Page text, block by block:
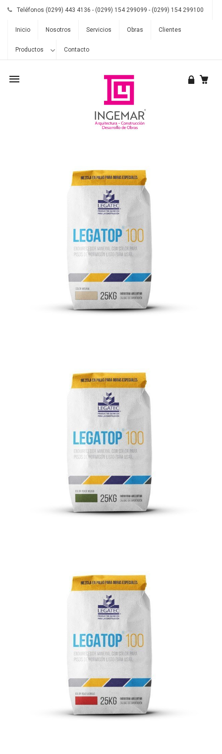
Teléfonos (0299) 443 4136 - (0299) 154 299099 - (0299) 154 299100
Inicio Nosotros Servicios Obras Clientes
Productos Contacto
Mobile